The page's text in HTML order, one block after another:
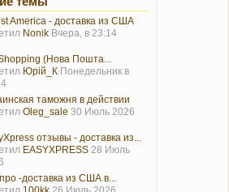
America - доставка из США
Nonik Вчера, в 23:14
(Нова Пошта...
Юрій_К Понедельник в
таможня в действии
Oleg_sale 30 Июль 2026
отзывы - доставка из...
EASYXPRESS 28 Июль
-доставка из США в...